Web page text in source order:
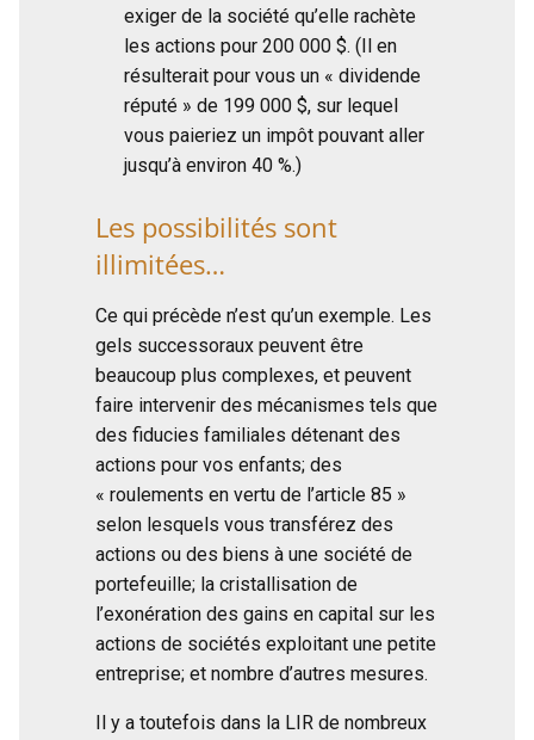
exiger de la société qu’elle rachète
les actions pour 200 000 $. (Il en
résulterait pour vous un « dividende
réputé » de 199 000 $, sur lequel
vous paieriez un impôt pouvant aller
jusqu’à environ 40 %.)
Les possibilités sont
illimitées…
Ce qui précède n’est qu’un exemple. Les
gels successoraux peuvent être
beaucoup plus complexes, et peuvent
faire intervenir des mécanismes tels que
des fiducies familiales détenant des
actions pour vos enfants; des
« roulements en vertu de l’article 85 »
selon lesquels vous transférez des
actions ou des biens à une société de
portefeuille; la cristallisation de
l’exonération des gains en capital sur les
actions de sociétés exploitant une petite
entreprise; et nombre d’autres mesures.
Il y a toutefois dans la LIR de nombreux